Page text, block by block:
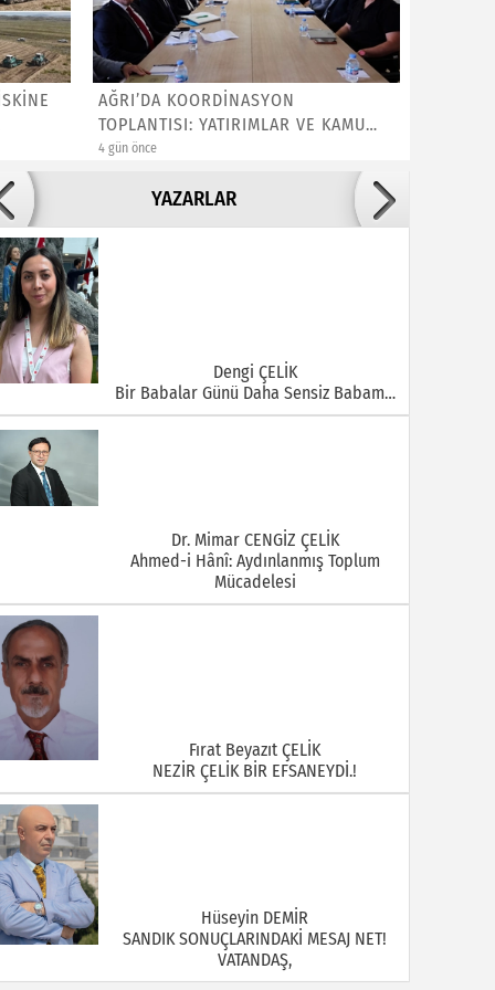
AĞRI’DA KOORDİNASYON
TOPLANTISI: YATIRIMLAR VE KAMU
HİZMETLE...
4 gün önce
YAZARLAR
Bu Şehrin Ortasında Çürüyen Bir Yapı Var
Dengi ÇELİK
Bir Babalar Günü Daha Sensiz Babam…
Dr. Mimar CENGİZ ÇELİK
Ahmed-i Hânî: Aydınlanmış Toplum
Mücadelesi
Fırat Beyazıt ÇELİK
NEZİR ÇELİK BİR EFSANEYDİ.!
Hüseyin DEMİR
SANDIK SONUÇLARINDAKİ MESAJ NET!
VATANDAŞ,